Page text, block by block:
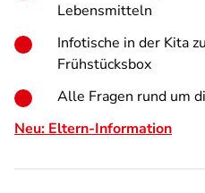
Lebensmitteln
Infotische in der Kita
Frühstücksbox
Alle Fragen rund um
Neu: Eltern-Information